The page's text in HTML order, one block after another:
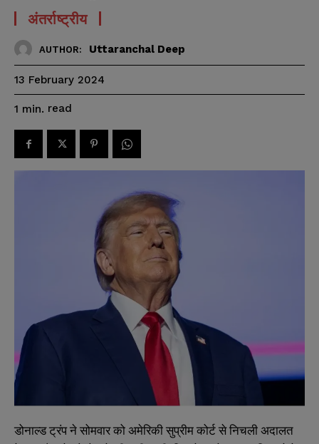
अंतर्राष्ट्रीय
AUTHOR: Uttaranchal Deep
13 February 2024
1 min. read
डोनाल्ड ट्रंप ने सोमवार को अमेरिकी सुप्रीम कोर्ट से निचली अदालत